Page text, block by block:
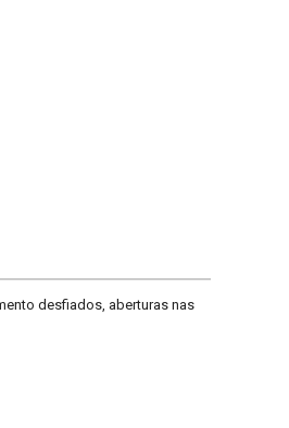
desfiados, aberturas nas